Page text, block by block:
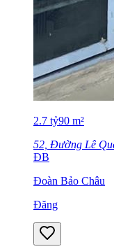
2.7 tỷ90 m²
52, Đường Lê
ĐB
Đoàn Bảo Châu
Đăng